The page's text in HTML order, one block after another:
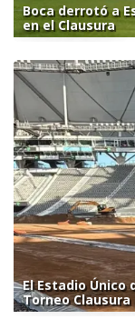
Boca derrotó a
en el Clausura
El Estadio Único
Torneo Clausura